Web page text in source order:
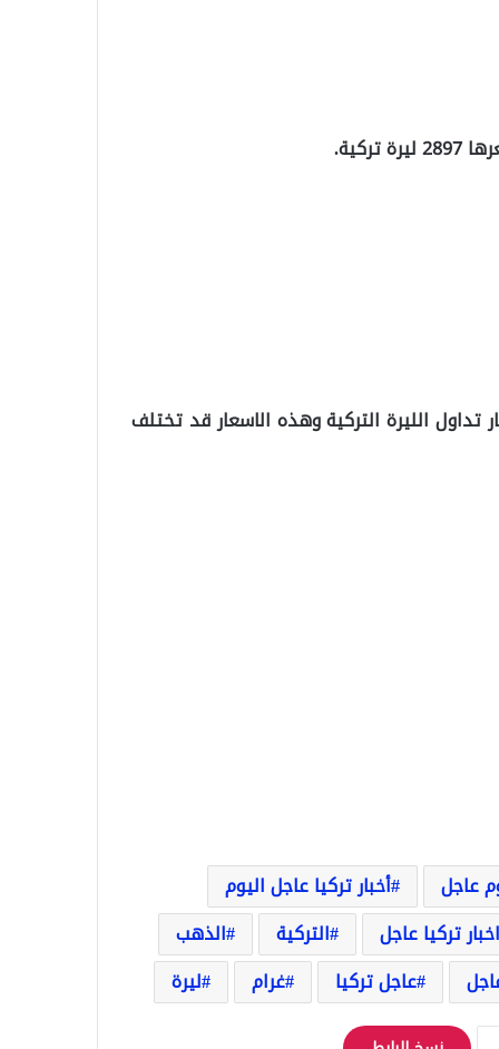
الليرة التركية وهذه الاسعار قد تختلف
عاجل
أخبار تركيا عاجل اليوم
اخبار تركيا عاجل التركية
الذهب
عاجل تركيا غرام ليرة